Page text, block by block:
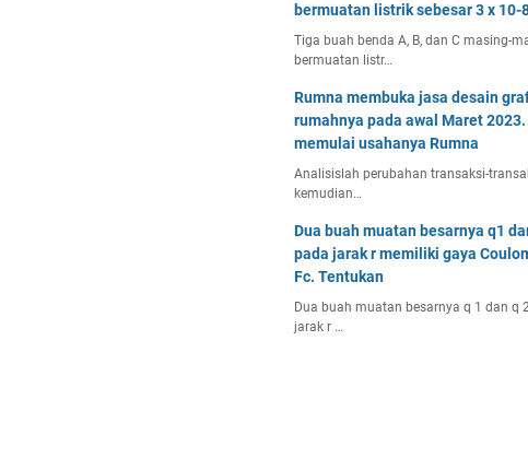
bermuatan listrik sebesar 3 x 10-
Tiga buah benda A, B, dan C masing-
bermuatan listr…
Rumna membuka jasa desain
rumahnya pada awal Maret
memulai usahanya Rumna
Analisislah perubahan transaksi-
kemudian…
Dua buah muatan besarnya q1
pada jarak r memiliki gaya
Fc. Tentukan
Dua buah muatan besarnya q 1 dan q
jarak r …